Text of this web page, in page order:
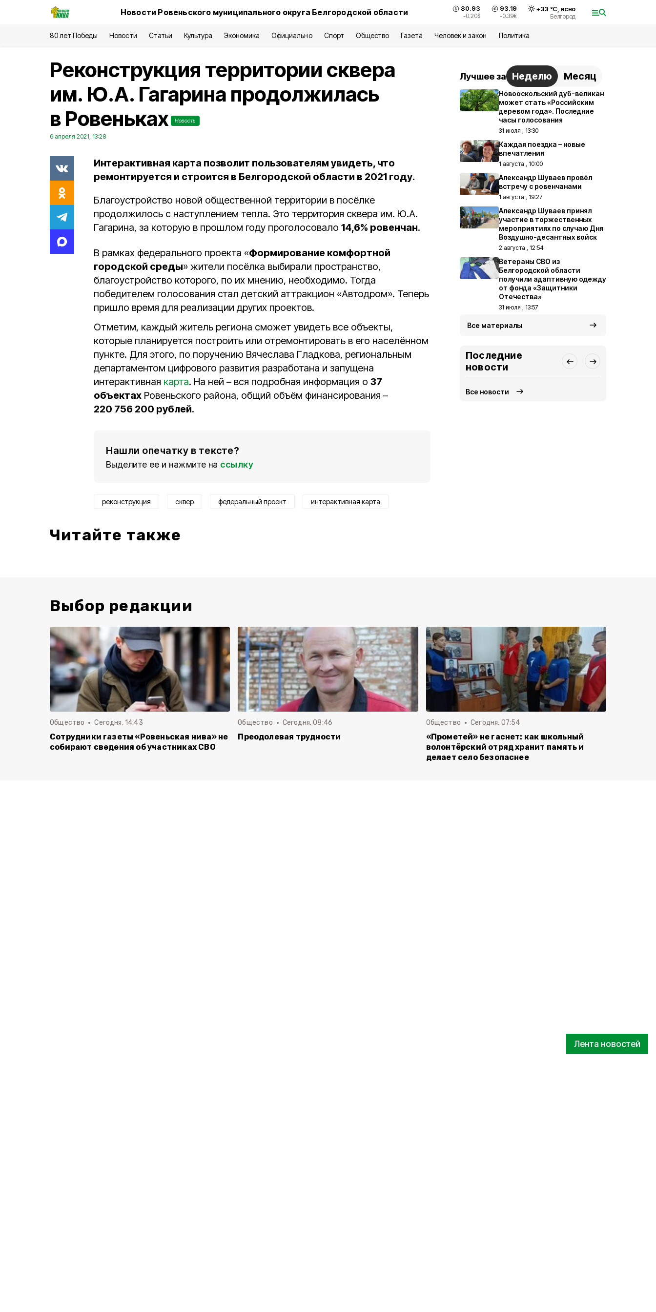
Новости Ровеньского муниципального округа Белгородской области 80.93
-0.20$
93.19
-0.39€
+33 °С, ясно
Белгород
80 лет Победы Новости Статьи Культура Экономика Официально Спорт Общество Газета Человек и закон Политика
Лента новостей
Реконструкция территории сквера
им. Ю.А. Гагарина продолжилась
в Ровеньках
Новость
6 апреля 2021, 13:28
Интерактивная карта позволит пользователям увидеть, что
ремонтируется и строится в Белгородской области в 2021 году.
Благоустройство новой общественной территории в посёлке
продолжилось с наступлением тепла. Это территория сквера им. Ю.А.
Гагарина, за которую в прошлом году проголосовало 14,6% ровенчан.
В рамках федерального проекта «Формирование комфортной
городской среды» жители посёлка выбирали пространство,
благоустройство которого, по их мнению, необходимо. Тогда
победителем голосования стал детский аттракцион «Автодром». Теперь
пришло время для реализации других проектов.
Отметим, каждый житель региона сможет увидеть все объекты,
которые планируется построить или отремонтировать в его населённом
пункте. Для этого, по поручению Вячеслава Гладкова, региональным
департаментом цифрового развития разработана и запущена
интерактивная карта. На ней – вся подробная информация о 37
объектах Ровеньского района, общий объём финансирования –
220 756 200 рублей.
Нашли опечатку в тексте?
Выделите ее и нажмите на ссылку
реконструкция сквер федеральный проект интерактивная карта
Читайте также
Лучшее за Неделю Месяц
Новооскольский дуб-великан
может стать «Российским
деревом года». Последние
часы голосования
31 июля , 13:30
Каждая поездка – новые
впечатления
1 августа , 10:00
Александр Шуваев провёл
встречу с ровенчанами
1 августа , 19:27
Александр Шуваев принял
участие в торжественных
мероприятиях по случаю Дня
Воздушно-десантных войск
2 августа , 12:54
Ветераны СВО из
Белгородской области
получили адаптивную одежду
от фонда «Защитники
Отечества»
31 июля , 13:57
Все материалы
Последние
новости
Все новости
Выбор редакции
Общество Сегодня, 14:43
Сотрудники газеты «Ровеньская нива» не
собирают сведения об участниках СВО
Общество Сегодня, 08:46
Преодолевая трудности
Общество Сегодня, 07:54
«Прометей» не гаснет: как школьный
волонтёрский отряд хранит память и
делает село безопаснее